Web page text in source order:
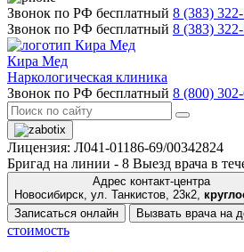
Звонок по РФ бесплатный 8 (383)
Звонок по РФ бесплатный 8 (383)
Кира Мед
Наркологическая клиника
Звонок по РФ бесплатный 8 (800)
Лицензия: Л041-01186-69/00342824
Бригад на линии - 8 Выезд врача в
Адрес контакт-центра
Новосибирск, ул. Танкистов, 23к2,
Записаться онлайн
Вызвать врача на
стоимость